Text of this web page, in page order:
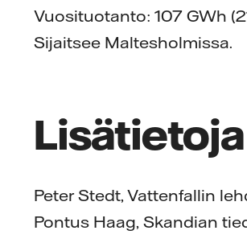
Vuosituotanto: 107 GWh
Sijaitsee Maltesholmissa.
Lisätietoja
Peter Stedt, Vattenfallin
Pontus Haag, Skandian